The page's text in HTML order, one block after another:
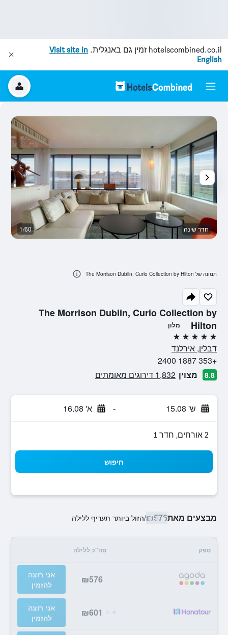
hotelscombined.co.il זמין גם באנגלית. Visit site in
English
The Morrison Dublin, Curio Collection by
Hilton
מלון
5 כוכבים
דבלין, אירלנד
+353 1887 2400
8.8 מצוין 1,832 דירוגים מאומתים
ש' 15.08 - א' 16.08
2 אורחים, חדר 1
חיפוש
מבצעים מאת₪576
/הזול ביותר תעריף ללילה
ספק סה"כ ללילה
₪576
אני רוצה
להזמין
₪601
אני רוצה
להזמין
חדר שינה 1/60
תמונה של The Morrison Dublin, Curio Collection by Hilton